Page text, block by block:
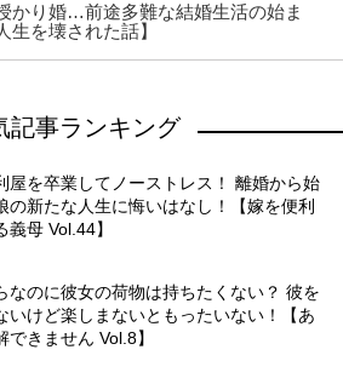
かり婚…前途多難な結婚生活の始ま
生を壊された話】
記事ランキング
屋を卒業してノーストレス！ 離婚から始
の新たな人生に悔いはなし！【嫁を便利
義母 Vol.44】
なのに彼女の荷物は持ちたくない？ 彼を
いけど楽しまないともったいない！【あ
できません Vol.8】